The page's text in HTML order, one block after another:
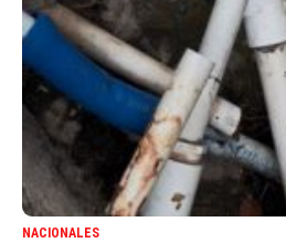
NACIONALES